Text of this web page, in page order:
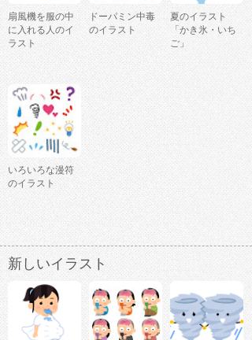
扇風機を服の中
に入れる人のイ
ラスト
ドーパミン中毒
のイラスト
夏のイラスト
「かき氷・いち
ご」
いろいろな漫符
のイラスト
新しいイラスト